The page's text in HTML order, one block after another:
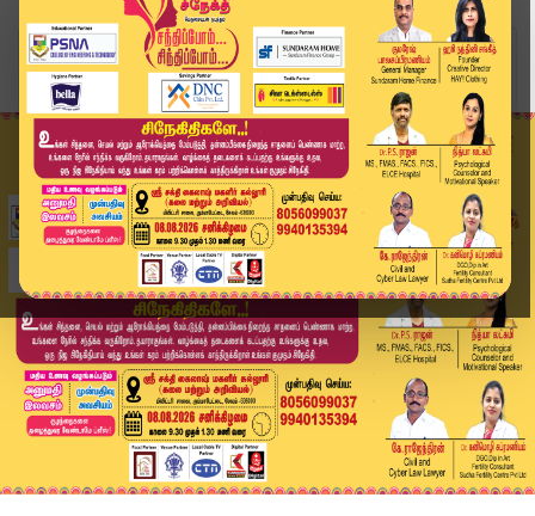
Home
வீடியோ ஸ்டோரி
கொல்கத்தா புறப்பட்ட இந்திய கிரிக்கெட் அணி | Spo...